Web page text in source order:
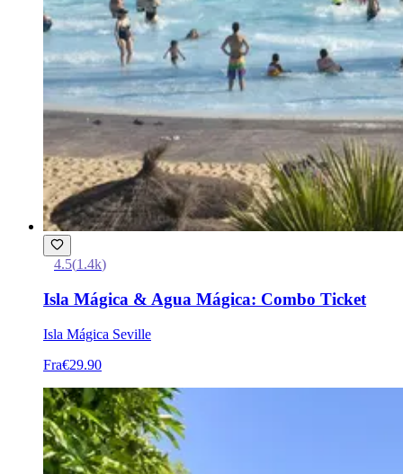
4.5(1.4k)
Isla Mágica & Agua Mágica: Combo Ticket
Isla Mágica Seville
Fra€29.90